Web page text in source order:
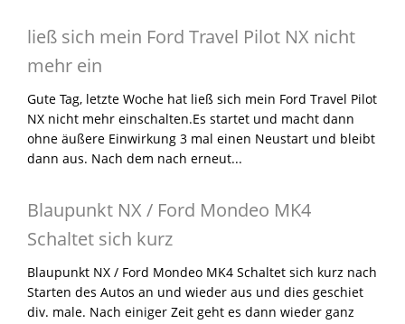
ließ sich mein Ford Travel Pilot NX nicht
mehr ein
Gute Tag, letzte Woche hat ließ sich mein Ford Travel Pilot
NX nicht mehr einschalten.Es startet und macht dann
ohne äußere Einwirkung 3 mal einen Neustart und bleibt
dann aus. Nach dem nach erneut...
Blaupunkt NX / Ford Mondeo MK4
Schaltet sich kurz
Blaupunkt NX / Ford Mondeo MK4 Schaltet sich kurz nach
Starten des Autos an und wieder aus und dies geschiet
div. male. Nach einiger Zeit geht es dann wieder ganz